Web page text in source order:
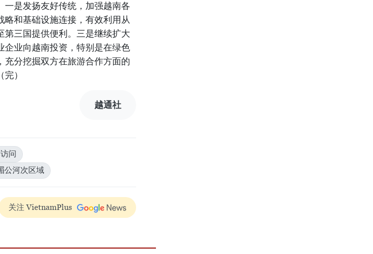
一是发扬友好传统，加强越南各
和基础设施连接，有效利用从
三国提供便利。三是继续扩大
企业向越南投资，特别是在绿色
分挖掘双方在旅游合作方面的
）
越通社
问
公河次区域
关注 VietnamPlus